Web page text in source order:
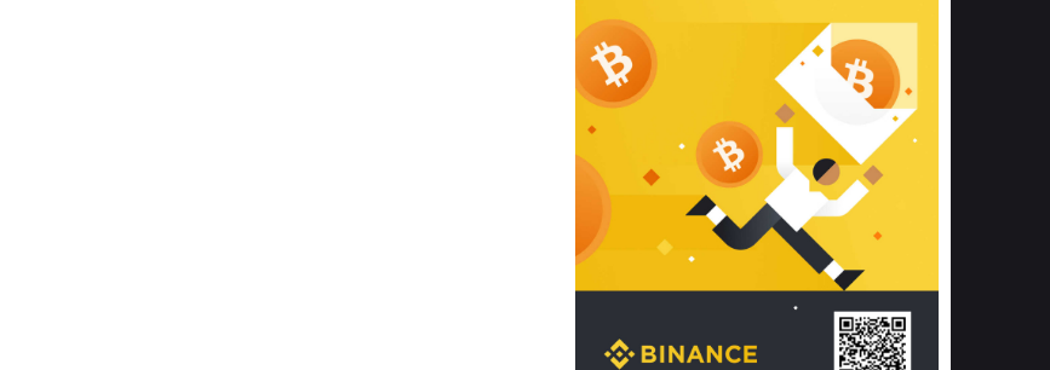
khuẩn và nấm mốc trong điều kiện
thời tiết nóng ẩm. Bạn có thể tìm hiểu
thêm các nghiên cứu khoa học về tác
động của giấc ngủ và môi trường
phòng ngủ đối với sức khỏe con
người tại Sleep Foundation (External
Link) để có cái nhìn toàn diện hơn.
2. Các tiêu chí vàng khi lựa chọn
chăn ga gối đệm cao cấp cho phòng
ngủ
Để sở hữu một bộ chăn ga gối đệm
cao cấp hoàn hảo cả về thẩm mỹ lẫn
công năng, người tiêu dùng cần cân
nhắc kỹ lưỡng các tiêu chí quan trọng